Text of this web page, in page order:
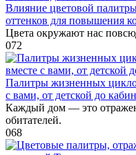
Влияние цветовой
оттенков для повышения
Цвета окружают нас
072
Палитры жизненных
с вами, от детской до
Каждый дом — это
обитателей.
068